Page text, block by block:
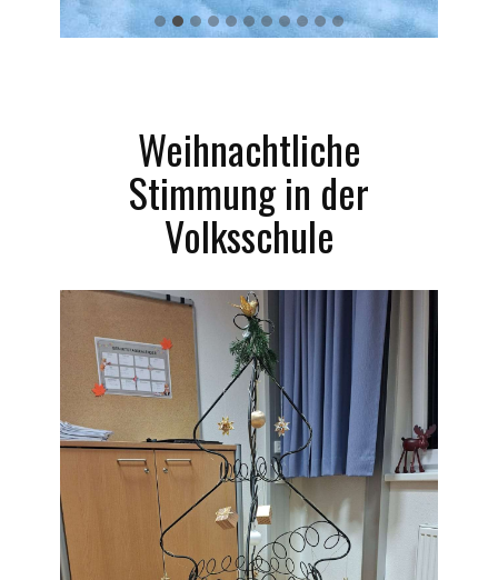
Weihnachtliche
Stimmung in der
Volksschule